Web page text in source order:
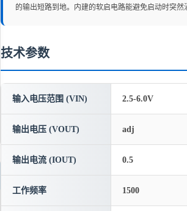
的输出短路到地。内建的软启电路能避免启动时突然
技术参数
输入电压范围 (VIN) 2.5-6.0V
输出电压 (VOUT) adj
输出电流 (IOUT) 0.5
工作频率 1500